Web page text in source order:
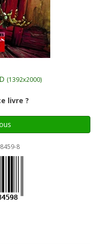
(1392x2000)
livre ?
8